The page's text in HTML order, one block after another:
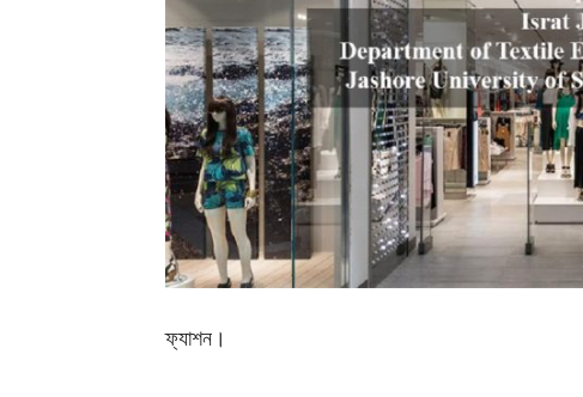
ফ্যাশন।